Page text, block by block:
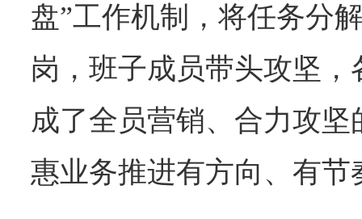
盘”工作机制，将任务分
岗，班子成员带头攻坚
成了全员营销、合力攻
惠业务推进有方向、有节